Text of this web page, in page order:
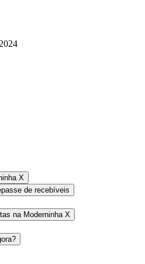
X
de recebíveis
na Moderninha X